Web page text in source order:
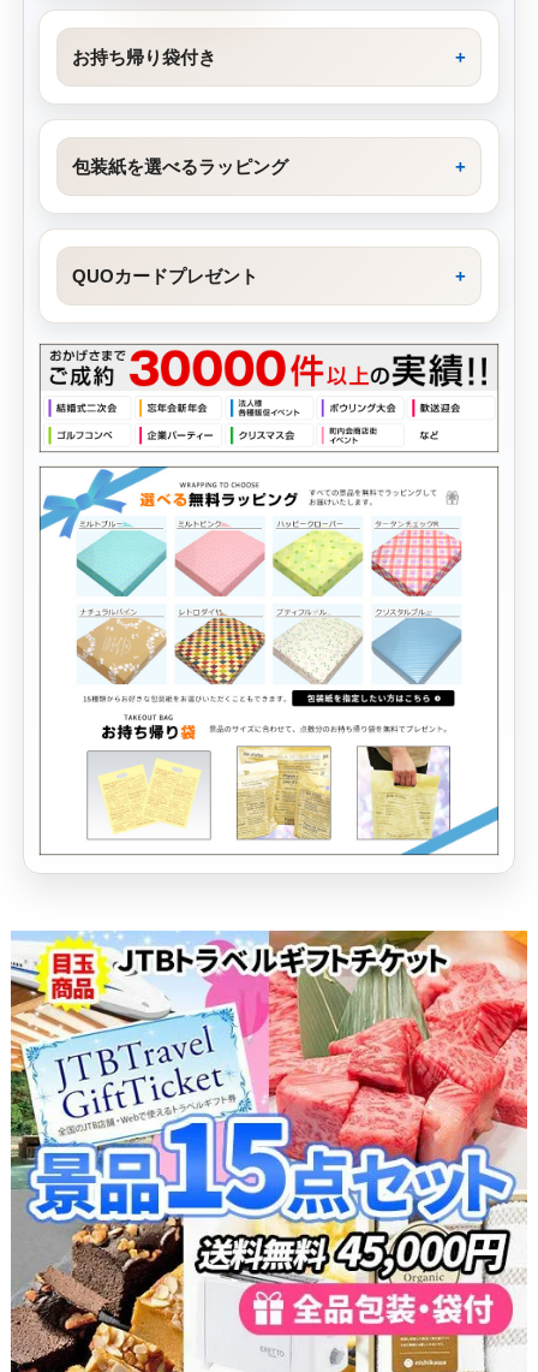
お持ち帰り袋付き
包装紙を選べるラッピング
QUOカードプレゼント